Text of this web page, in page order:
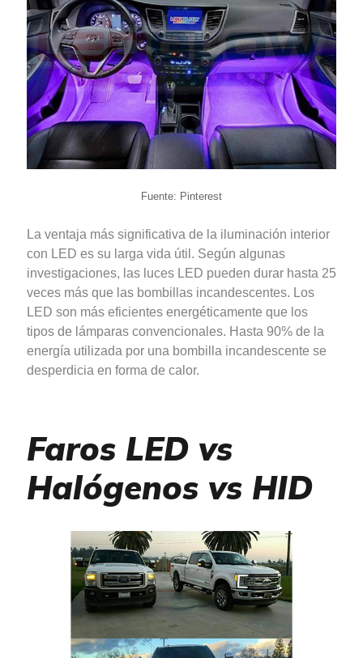
Fuente: Pinterest
La ventaja más significativa de la iluminación interior
con LED es su larga vida útil. Según algunas
investigaciones, las luces LED pueden durar hasta 25
veces más que las bombillas incandescentes. Los
LED son más eficientes energéticamente que los
tipos de lámparas convencionales. Hasta 90% de la
energía utilizada por una bombilla incandescente se
desperdicia en forma de calor.
Faros LED vs
Halógenos vs HID